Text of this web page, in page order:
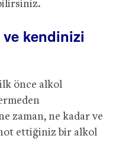
ve kendinizi
önce alkol
zaman, ne kadar ve
ettiğiniz bir alkol